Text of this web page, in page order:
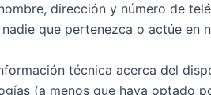
dirección y número de
que pertenezca o actúe
técnica acerca del
(a menos que haya optado